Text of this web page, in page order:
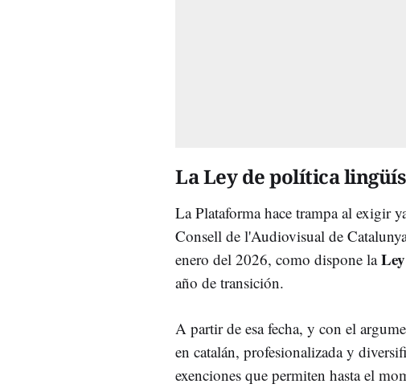
La Ley de política
La Plataforma hace trampa al exigir
Consell de l'Audiovisual de
enero del 2026, como dispone la
año de transición.
A partir de esa fecha, y con el
en catalán, profesionalizada y
exenciones que permiten hasta el